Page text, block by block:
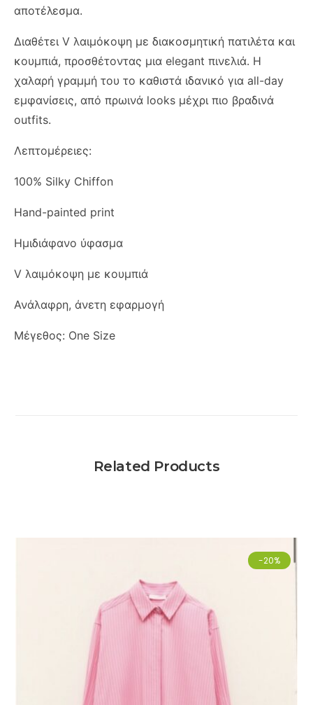
αποτέλεσμα.
Διαθέτει V λαιμόκοψη με διακοσμητική πατιλέτα και
κουμπιά, προσθέτοντας μια elegant πινελιά. Η
χαλαρή γραμμή του το καθιστά ιδανικό για all-day
εμφανίσεις, από πρωινά looks μέχρι πιο βραδινά
outfits.
Λεπτομέρειες:
100% Silky Chiffon
Hand-painted print
Ημιδιάφανο ύφασμα
V λαιμόκοψη με κουμπιά
Ανάλαφρη, άνετη εφαρμογή
Μέγεθος: One Size
Related Products
-20%